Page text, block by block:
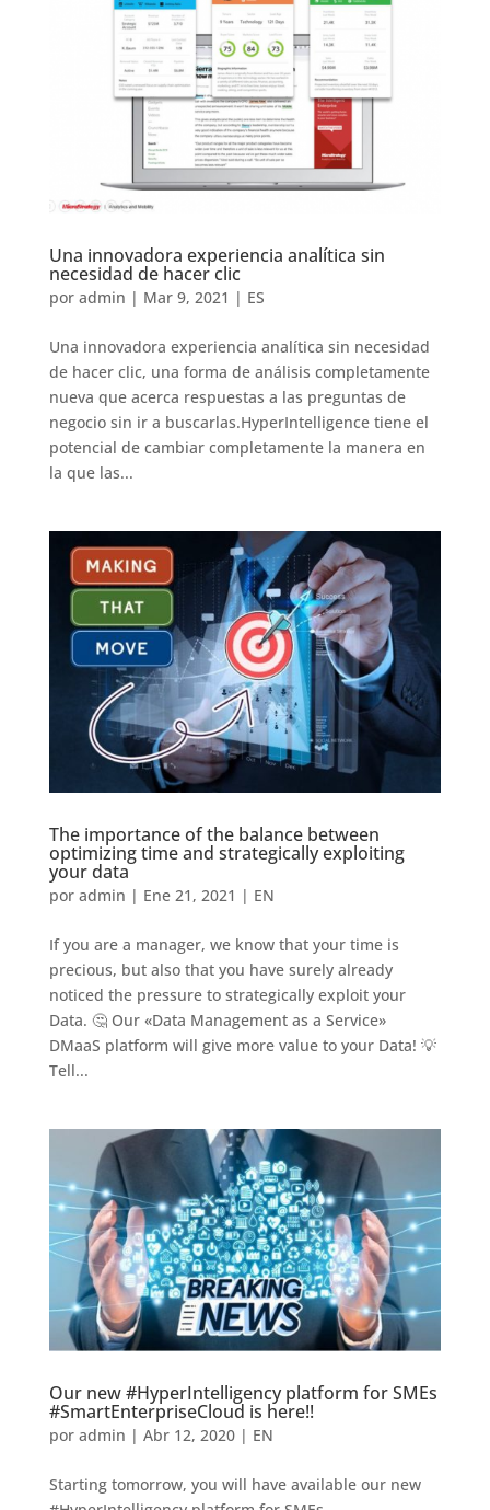
Una innovadora experiencia analítica sin
necesidad de hacer clic
por admin | Mar 9, 2021 | ES
Una innovadora experiencia analítica sin necesidad
de hacer clic, una forma de análisis completamente
nueva que acerca respuestas a las preguntas de
negocio sin ir a buscarlas.HyperIntelligence tiene el
potencial de cambiar completamente la manera en
la que las...
The importance of the balance between
optimizing time and strategically exploiting
your data
por admin | Ene 21, 2021 | EN
If you are a manager, we know that your time is
precious, but also that you have surely already
noticed the pressure to strategically exploit your
Data. 🤔 Our «Data Management as a Service»
DMaaS platform will give more value to your Data! 💡
Tell...
Our new #HyperIntelligency platform for SMEs
#SmartEnterpriseCloud is here!!
por admin | Abr 12, 2020| EN
Starting tomorrow, you will have available our new